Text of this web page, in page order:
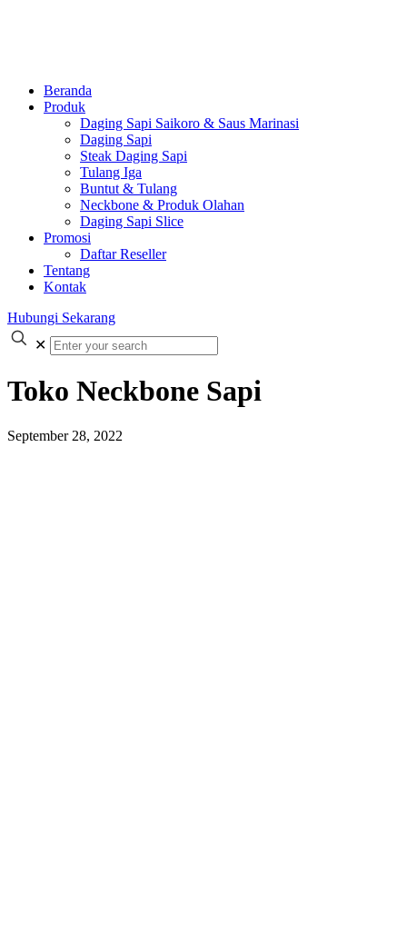
Beranda
Produk
Daging Sapi Saikoro & Saus Marinasi
Daging Sapi
Steak Daging Sapi
Tulang Iga
Buntut & Tulang
Neckbone & Produk Olahan
Daging Sapi Slice
Promosi
Daftar Reseller
Tentang
Kontak
Hubungi Sekarang
✕
Toko Neckbone Sapi
September 28, 2022